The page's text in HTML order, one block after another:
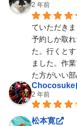
2 年前
ていただき
予約しか取
た。行くと
ました。作
た方がいい部
Chocosuke
2 年前
松本寛